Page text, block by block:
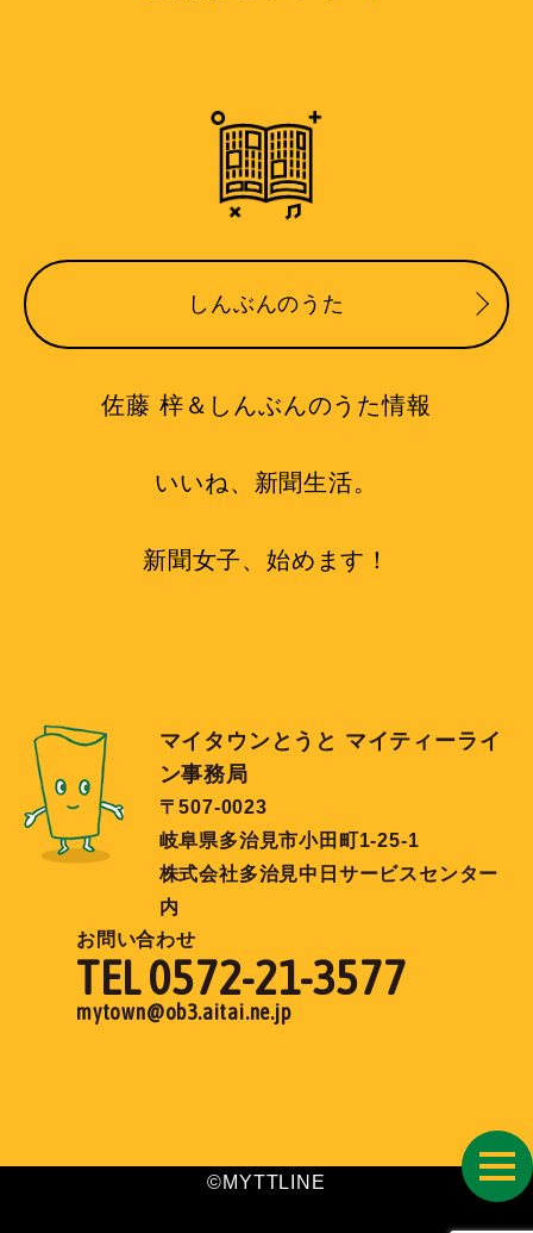
しんぶんのうた
佐藤 梓＆しんぶんのうた情報
いいね、新聞生活。
新聞女子、始めます！
マイタウンとうと マイティーライ
ン事務局
〒507-0023
岐阜県多治見市小田町1-25-1
株式会社多治見中日サービスセンター
内
お問い合わせ
TEL 0572-21-3577
mytown@ob3.aitai.ne.jp
©MYTTLINE